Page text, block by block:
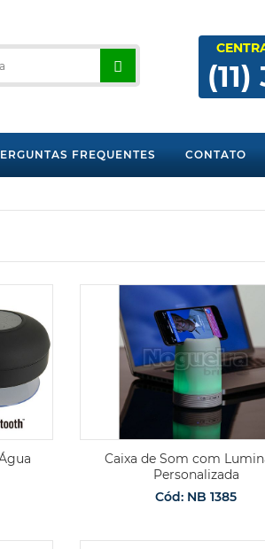
FREQUENTES CONTATO
Caixa de Som com
Personalizada
Cód: NB 1385